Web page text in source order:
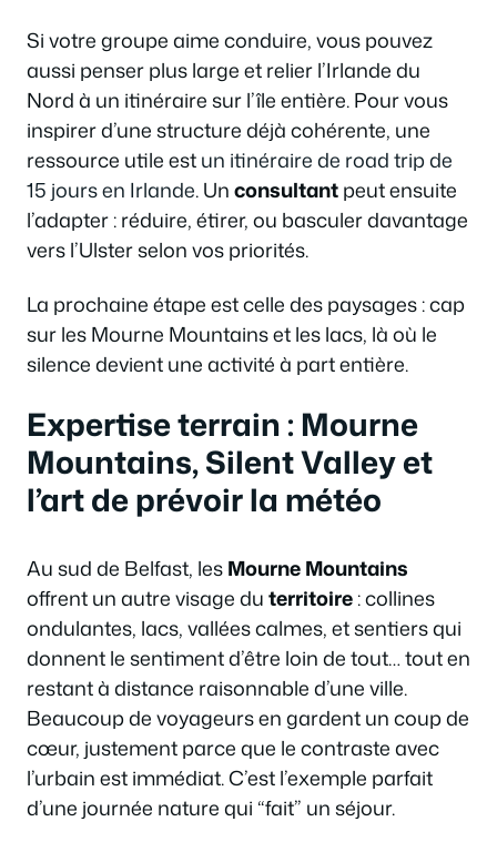
Si votre groupe aime conduire, vous pouvez
aussi penser plus large et relier l’Irlande du
Nord à un itinéraire sur l’île entière. Pour vous
inspirer d’une structure déjà cohérente, une
ressource utile estun itinéraire de road trip de
15 jours en Irlande. Unconsultantpeut ensuite
l’adapter : réduire, étirer, ou basculer davantage
vers l’Ulster selon vos priorités.
La prochaine étape est celle des paysages : cap
sur les Mourne Mountains et les lacs, là où le
silence devient une activité à part entière.
Expertise terrain : Mourne
Mountains, Silent Valley et
l’art de prévoir la météo
Au sud de Belfast, lesMourne Mountains
offrent un autre visage duterritoire: collines
ondulantes, lacs, vallées calmes, et sentiers qui
donnent le sentiment d’être loin de tout… tout en
restant à distance raisonnable d’une ville.
Beaucoup de voyageurs en gardent un coup de
cœur, justement parce que le contraste avec
l’urbain est immédiat. C’est l’exemple parfait
d’une journée nature qui “fait” un séjour.